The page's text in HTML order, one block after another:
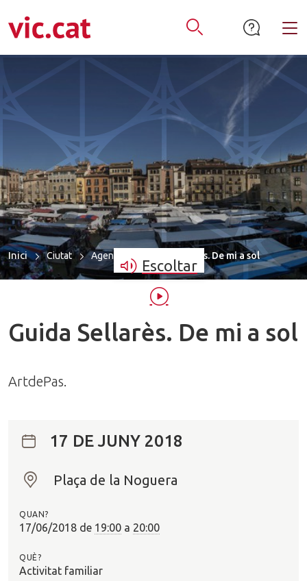
al contingut
a la navegació
de contacte
Obrir Cercador
Escoltar
Inici Ciutat Agenda Guida Sellarès. De mi a sol
Guida Sellarès. De mi a sol
ArtdePas.
17 DE JUNY 2018
O
?
Plaça de la Noguera
QUAN?
17/06/2018 de 19:00 a 20:00
QUÈ?
Activitat familiar